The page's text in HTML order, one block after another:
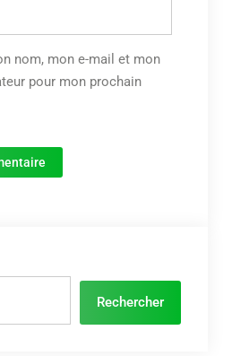
nom, mon e-mail et mon
pour mon prochain
Rechercher